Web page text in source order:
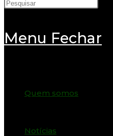
Menu Fechar
Quem somos
Notícias